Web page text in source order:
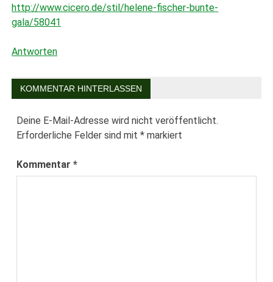
http://www.cicero.de/stil/helene-fischer-bunte-
gala/58041
Antworten
KOMMENTAR HINTERLASSEN
Deine E-Mail-Adresse wird nicht veröffentlicht.
Erforderliche Felder sind mit* markiert
Kommentar*